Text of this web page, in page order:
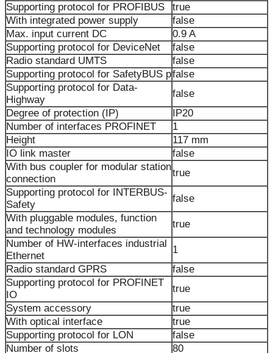
Supporting protocol for PROFIBUS
true
With integrated power supply
false
Max. input current DC
0.9 A
Supporting protocol for DeviceNet
false
Radio standard UMTS
false
Supporting protocol for SafetyBUS pfalse
Supporting protocol for Data-
Highway
false
Degree of protection (IP)
IP20
Number of interfaces PROFINET
1
Height
117 mm
IO link master
false
With bus coupler for modular station
connection
true
Supporting protocol for INTERBUS-
Safety
false
With pluggable modules, function
and technology modules
true
Number of HW-interfaces industrial
Ethernet
1
Radio standard GPRS
false
Supporting protocol for PROFINET
IO
true
System accessory
true
With optical interface
true
Supporting protocol for LON
false
Number of slots
80